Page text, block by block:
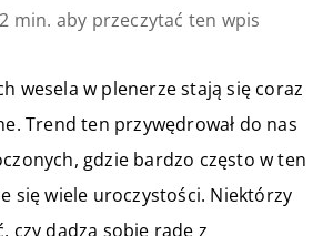
min. aby przeczytać ten wpis
wesela w plenerze stają się coraz
Trend ten przywędrował do nas
gdzie bardzo często w ten
się wiele uroczystości. Niektórzy
czy dadzą sobie radę z